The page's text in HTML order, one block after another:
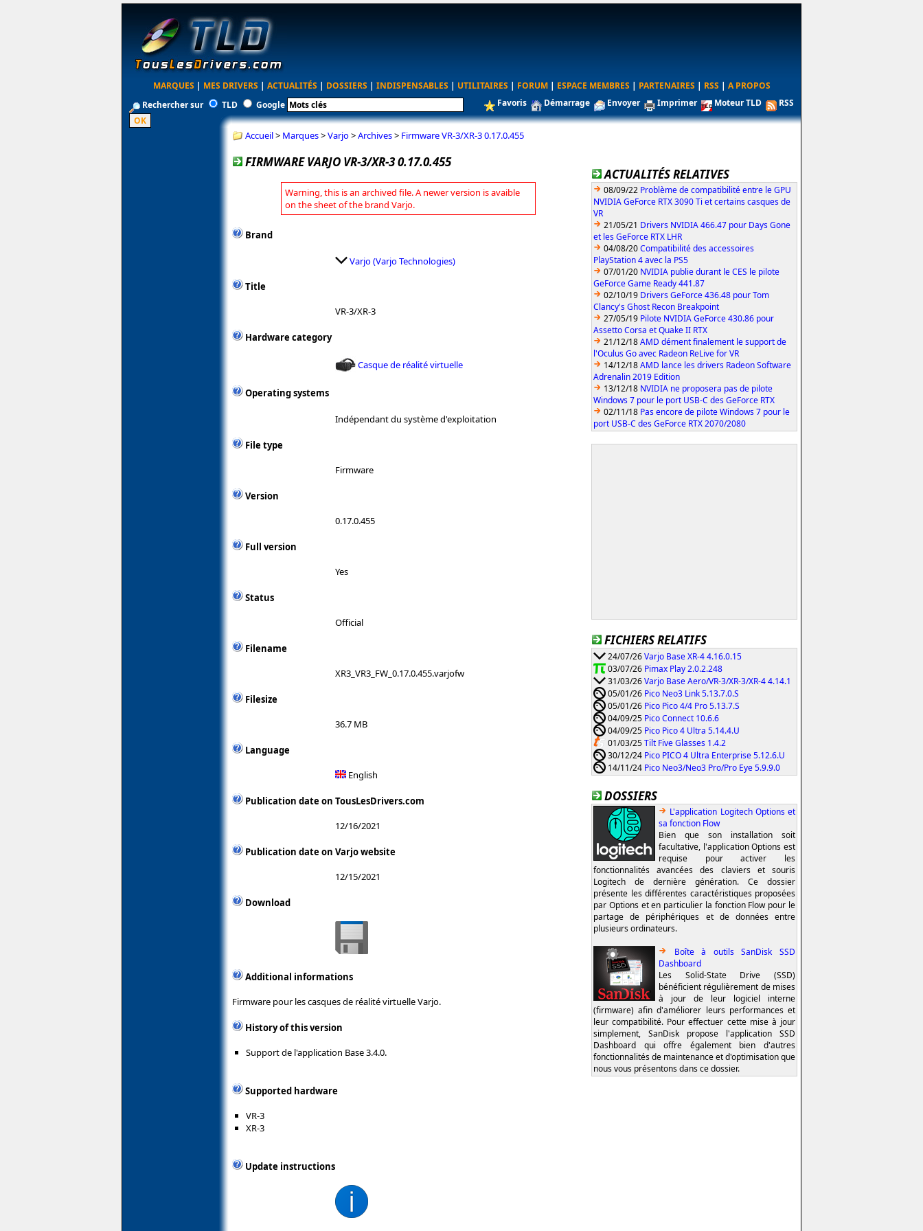
MARQUES | MES DRIVERS | ACTUALITÉS | DOSSIERS | INDISPENSABLES | UTILITAIRES | FORUM | ESPACE MEMBRES | PARTENAIRES | RSS | A PROPOS
Rechercher sur
TLD Google Favoris Démarrage Envoyer Imprimer Moteur TLD RSS
Accueil> Marques>Varjo>Archives> Firmware VR-3/XR-3 0.17.0.455
FIRMWARE VARJO VR-3/XR-3 0.17.0.455
Warning, this is an archived file. A newer version is avaible
on the sheet of the brand Varjo.
Brand
Varjo (Varjo Technologies)
Title
VR-3/XR-3
Hardware category
Casque de réalité virtuelle
Operating systems
Indépendant du système d'exploitation
File type
Firmware
Version
0.17.0.455
Full version
Yes
Status
Official
Filename
XR3_VR3_FW_0.17.0.455.varjofw
Filesize
36.7 MB
Language
English
Publication date on TousLesDrivers.com
12/16/2021
Publication date on Varjo website
12/15/2021
Download
Additional informations
Firmware pour les casques de réalité virtuelle Varjo.
History of this version
Support de l'application Base 3.4.0.
Supported hardware
VR-3
XR-3
Update instructions
ACTUALITÉS RELATIVES
08/09/22 Problème de compatibilité entre le GPU
NVIDIA GeForce RTX 3090 Ti et certains casques de
VR
21/05/21 Drivers NVIDIA 466.47 pour Days Gone
et les GeForce RTX LHR
04/08/20Compatibilité des accessoires
PlayStation 4 avec la PS5
07/01/20 NVIDIA publie durant le CES le pilote
GeForce Game Ready 441.87
02/10/19 Drivers GeForce 436.48 pour Tom
Clancy's Ghost Recon Breakpoint
27/05/19 Pilote NVIDIA GeForce 430.86 pour
Assetto Corsa et Quake II RTX
21/12/18AMD dément finalement le support de
l'Oculus Go avec Radeon ReLive for VR
14/12/18AMD lance les drivers Radeon Software
Adrenalin 2019 Edition
13/12/18 NVIDIA ne proposera pas de pilote
Windows 7 pour le port USB-C des GeForce RTX
02/11/18 Pas encore de pilote Windows 7 pour le
port USB-C des GeForce RTX 2070/2080
FICHIERS RELATIFS
24/07/26Varjo Base XR-4 4.16.0.15
03/07/26 Pimax Play 2.0.2.248
31/03/26Varjo Base Aero/VR-3/XR-3/XR-4 4.14.1
05/01/26 Pico Neo3 Link 5.13.7.0.S
05/01/26 Pico Pico 4/4 Pro 5.13.7.S
04/09/25 Pico Connect 10.6.6
04/09/25 Pico Pico 4 Ultra 5.14.4.U
01/03/25Tilt Five Glasses 1.4.2
30/12/24 Pico PICO 4 Ultra Enterprise 5.12.6.U
14/11/24 Pico Neo3/Neo3 Pro/Pro Eye 5.9.9.0
DOSSIERS
L'application Logitech Options et
sa fonction Flow
Bien que son installation soit
facultative, l'application Options est
requise pour activer les
fonctionnalités avancées des claviers et souris
Logitech de dernière génération. Ce dossier
présente les différentes caractéristiques proposées
par Options et en particulier la fonction Flow pour le
partage de périphériques et de données entre
plusieurs ordinateurs.
Boîte à outils SanDisk SSD
Dashboard
Les Solid-State Drive (SSD)
bénéficient régulièrement de mises
à jour de leur logiciel interne
(firmware) afin d'améliorer leurs performances et
leur compatibilité. Pour effectuer cette mise à jour
simplement, SanDisk propose l'application SSD
Dashboard qui offre également bien d'autres
fonctionnalités de maintenance et d'optimisation que
nous vous présentons dans ce dossier.